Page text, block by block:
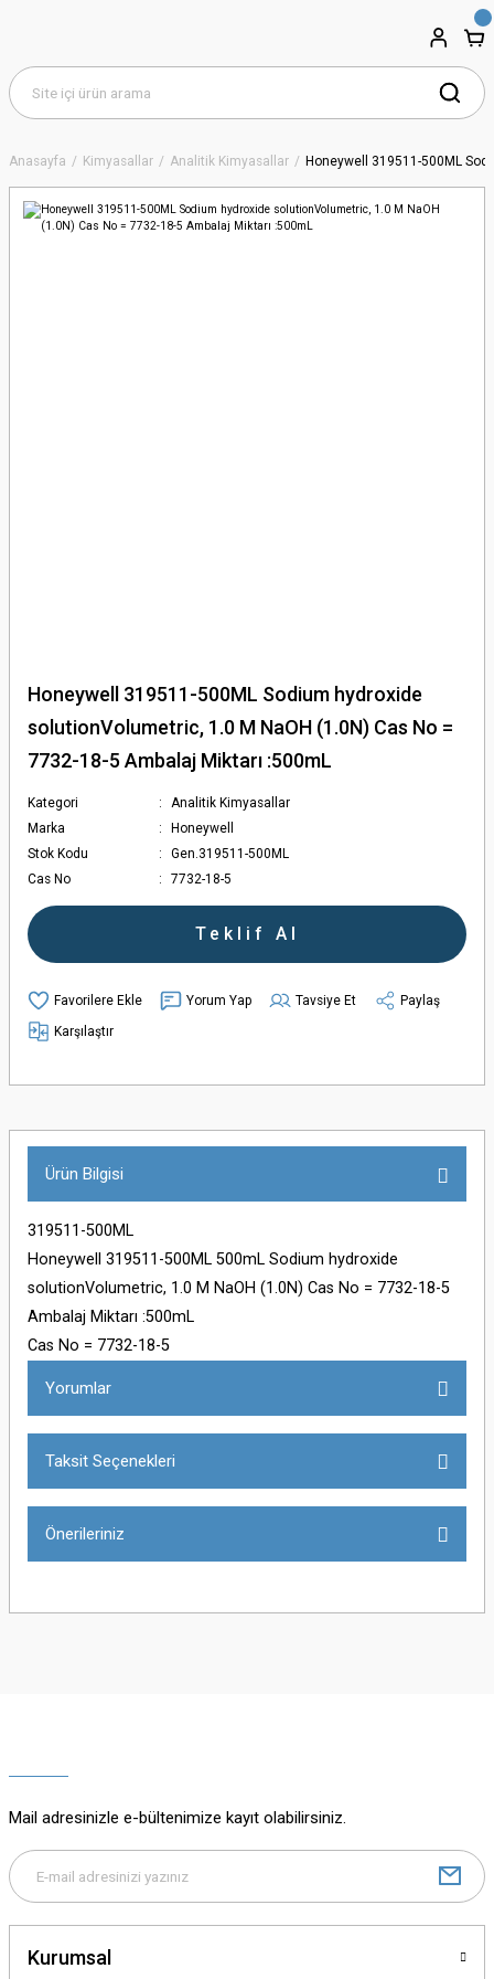
Anasayfa Kimyasallar Analitik Kimyasallar Honeywell 319511-500ML
Honeywell 319511-500ML Sodium hydroxide
solutionVolumetric, 1.0 M NaOH (1.0N) Cas No =
7732-18-5 Ambalaj Miktarı :500mL
Kategori
Analitik Kimyasallar
Marka
Honeywell
Stok Kodu
Gen.319511-500ML
Cas No
7732-18-5
Teklif Al
Yorum Yap Tavsiye Et
Paylaş
Karşılaştır
Ürün Bilgisi
319511-500ML
Honeywell 319511-500ML 500mL Sodium hydroxide
solutionVolumetric, 1.0 M NaOH (1.0N) Cas No = 7732-18-5
Ambalaj Miktarı :500mL
Cas No = 7732-18-5
Yorumlar
Taksit Seçenekleri
Önerileriniz
Ürün açıklamasında eksik bilgiler bulunuyor.
Ürün bilgilerinde hatalar bulunuyor.
Bu ürüne benzer farklı alternatifler olmalı.
Mail adresinizle e-bültenimize kayıt olabilirsiniz.
Kurumsal